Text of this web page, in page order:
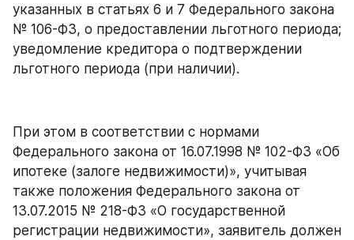
указанных в статьях 6 и 7 Федерального закона
№ 106-ФЗ, о предоставлении льготного периода;
уведомление кредитора о подтверждении
льготного периода (при наличии).
При этом в соответствии с нормами
Федерального закона от 16.07.1998 № 102-ФЗ «Об
ипотеке (залоге недвижимости)», учитывая
также положения Федерального закона от
13.07.2015 № 218-ФЗ «О государственной
регистрации недвижимости», заявитель должен